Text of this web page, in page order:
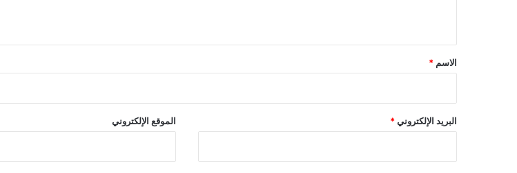
*
الاسم *
البريد الإلكتروني* الموقع الإلكتروني